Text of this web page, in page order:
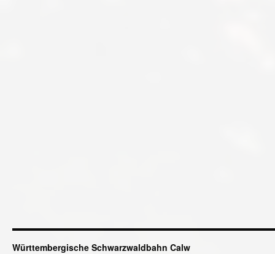
Württembergische Schwarzwaldbahn Calw